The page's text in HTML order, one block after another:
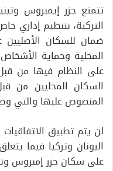
تتمتع جزر إيمبروس
التركية، بتنظيم إداري
ضمان للسكان الأصليين
المحلية وحماية
على النظام فيها من
السكان المحليين من
المنصوص عليها والتي
لن يتم تطبيق
اليونان وتركيا فيما
على سكان جزر إمبروس